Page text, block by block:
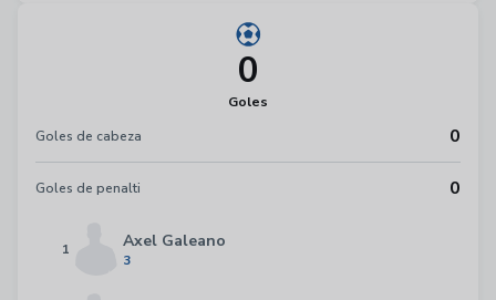
0
Goles
Goles de cabeza
0
Goles de penalti 0
1 Axel Galeano
3